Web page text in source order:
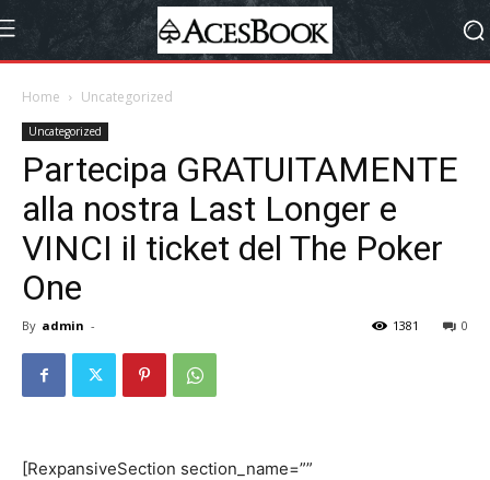
Home Uncategorized
Uncategorized
Partecipa GRATUITAMENTE
alla nostra Last Longer e
VINCI il ticket del The Poker
One
By admin - 0
1381
[RexpansiveSection section_name=””